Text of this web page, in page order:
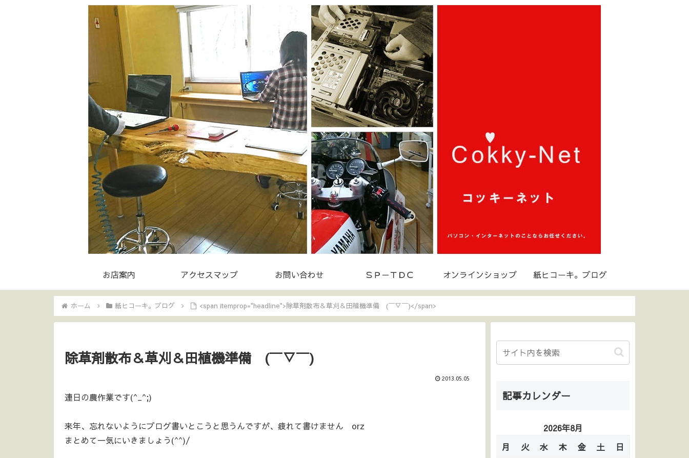
お店案内 アクセスマップ お問い合わせ ＳＰ－ＴＤＣ オンラインショップ 紙ヒコーキ。ブログ
ホーム 紙ヒコーキ。ブログ <span itemprop="headline">除草剤散布＆草刈＆田植機準備 (￣▽￣)</span>
除草剤散布＆草刈＆田植機準備 (￣▽￣)
2013.05.05
連日の農作業です(^_^;)
来年、忘れないようにブログ書いとこうと思うんですが、疲れて書けません orz
まとめて一気にいきましょう(^^)/
記事カレンダー
2026年8月
月
火 水 木 金 土
日